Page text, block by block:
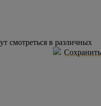
смотреться в различных
Сохранить